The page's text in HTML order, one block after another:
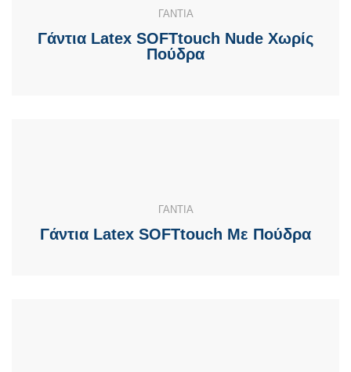
ΓΑΝΤΙΑ
Γάντια Latex SOFTtouch Nude Χωρίς
Πούδρα
ΓΑΝΤΙΑ
Γάντια Latex SOFTtouch Με Πούδρα